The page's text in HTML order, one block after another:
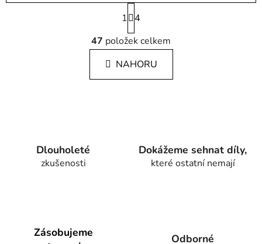
O
v
l
á
d
S
t
r
á
n
k
1 4
47 položek celkem
NAHORU
Dlouholeté
zkušenosti
Dokážeme sehnat díly,
které ostatní nemají
Zásobujeme
Odborné